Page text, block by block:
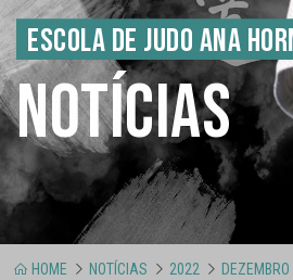
ESCOLA DE JUDO ANA
NOTÍCIAS
HOME NOTÍCIAS 2022 DEZEMBRO